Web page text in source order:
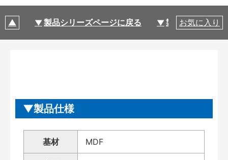
製品シリーズページに戻る 製品仕様
お気に入り
製品仕様
基材 MDF